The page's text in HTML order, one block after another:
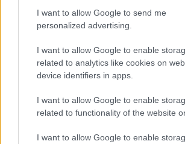
I want to allow Google to send me
personalized advertising.
I want to allow Google to enable
related to analytics like cookies on
device identifiers in apps.
I want to allow Google to enable
related to functionality of the website
I want to allow Google to enable